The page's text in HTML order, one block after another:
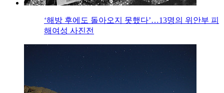
‘해방 후에도 돌아오지 못했다’…13명의 위안부 피
해여성 사진전